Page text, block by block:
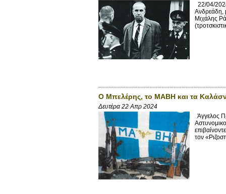
22/04/
Ανδρεάδη,
Μιχάλης
Ο Μπελέρης, το ΜΑΒΗ και τα
Δευτέρα 22 Απρ 2024
Άγγελος
τον